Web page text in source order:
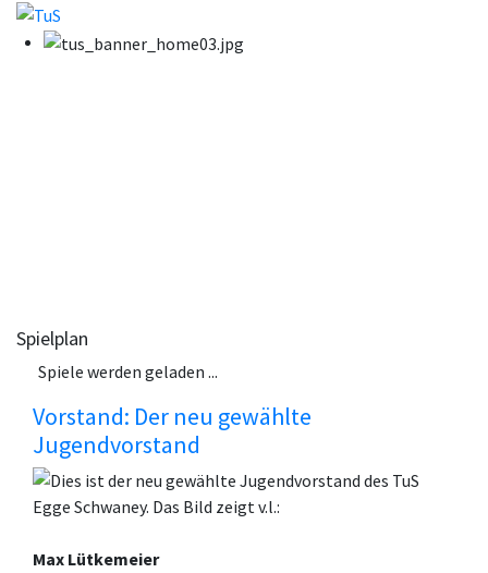
Spielplan
Spiele werden geladen ...
Vorstand: Der neu gewählte
Jugendvorstand
Dies ist der neu gewählte Jugendvorstand des TuS
Egge Schwaney. Das Bild zeigt v.l.:
Max Lütkemeier